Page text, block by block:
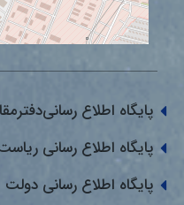
پایگاه اطلاع
پایگاه اطلاع رسانی
پایگاه اطلاع رسانی دولت